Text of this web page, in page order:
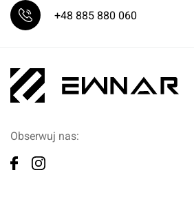
+48 885 880 060
Obserwuj nas: